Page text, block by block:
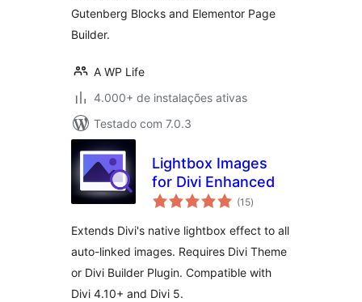
Gutenberg Blocks and Elementor Page
Builder.
A WP Life
4.000+ de instalações ativas
Testado com 7.0.3
Lightbox Images
for Divi Enhanced
(15total
de
)
Extends Divi's native lightbox effect to all
auto-linked images. Requires Divi Theme
or Divi Builder Plugin. Compatible with
Divi 4.10+ and Divi 5.